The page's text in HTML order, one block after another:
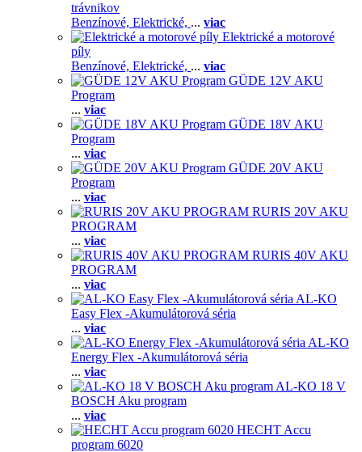
trávnikov
Benzínové, Elektrické, ... viac
Elektrické a motorové
píly
Benzínové, Elektrické, ... viac
GÜDE 12V AKU
Program
... viac
GÜDE 18V AKU
Program
... viac
GÜDE 20V AKU
Program
... viac
RURIS 20V AKU
PROGRAM
... viac
RURIS 40V AKU
PROGRAM
... viac
AL-KO
Easy Flex -Akumulátorová séria
... viac
AL-KO
Energy Flex -Akumulátorová séria
... viac
AL-KO 18 V
BOSCH Aku program
... viac
HECHT Accu
program 6020